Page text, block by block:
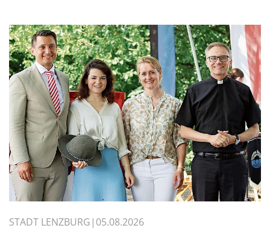
STADT LENZBURG 05.08.2026